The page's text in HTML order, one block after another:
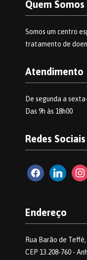
Quem Somos
Somos um centro
tratamento de
Atendimento
De segunda a
Das 9h às 18h00
Redes Sociais
facebook2linkedin
Endereço
Rua Barão de
CEP 13.208-760 -